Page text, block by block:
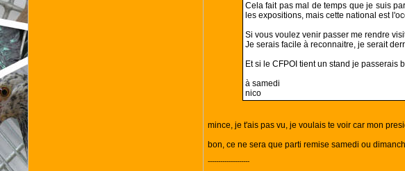
Cela fait pas mal de temps que je suis
les expositions, mais cette national est
Si vous voulez venir passer me rendre
Je serais facile à reconnaitre, je serait
Et si le CFPOI tient un stand je passerais
à samedi
nico
mince, je t'ais pas vu, je voulais te voir car mon
bon, ce ne sera que parti remise samedi ou
--------------------